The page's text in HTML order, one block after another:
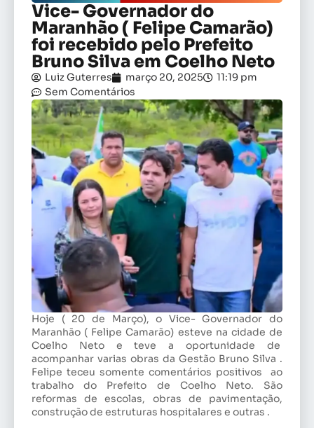
Vice- Governador do
Maranhão ( Felipe Camarão)
foi recebido pelo Prefeito
Bruno Silva em Coelho Neto
Luiz Guterres março 20, 2025
11:19 pm
Sem Comentários
Hoje ( 20 de Março), o Vice- Governador do
Maranhão ( Felipe Camarão) esteve na cidade de
Coelho Neto e teve a oportunidade de
acompanhar varias obras da Gestão Bruno Silva .
Felipe teceu somente comentários positivos ao
trabalho do Prefeito de Coelho Neto. São
reformas de escolas, obras de pavimentação,
construção de estruturas hospitalares e outras .